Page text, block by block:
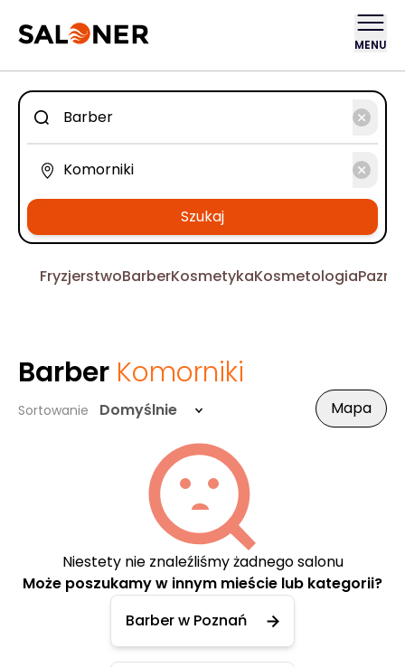
MENU
Szukaj
FryzjerstwoBarberKosmetykaKosmetologia
Barber Komorniki
Sortowanie Domyślnie Mapa
Niestety nie znaleźliśmy żadnego salonu
Może poszukamy w innym mieście lub kategorii?
Barber w Poznań